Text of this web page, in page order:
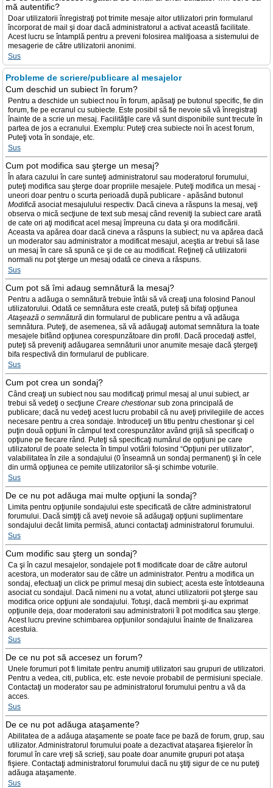
mă autentific?
Doar utilizatorii înregistraţi pot trimite mesaje altor utilizatori prin formularul
încorporat de mail şi doar dacă administratorul a activat această facilitate.
Acest lucru se întamplă pentru a preveni folosirea maliţioasa a sistemului de
mesagerie de către utilizatorii anonimi.
Sus
Probleme de scriere/publicare al mesajelor
Cum deschid un subiect în forum?
Pentru a deschide un subiect nou în forum, apăsaţi pe butonul specific, fie din
forum, fie pe ecranul cu subiecte. Este posibil să fie nevoie să vă înregistraţi
înainte de a scrie un mesaj. Facilităţile care vă sunt disponibile sunt trecute în
partea de jos a ecranului. Exemplu: Puteţi crea subiecte noi în acest forum,
Puteţi vota în sondaje, etc.
Sus
Cum pot modifica sau şterge un mesaj?
În afara cazului în care sunteţi administratorul sau moderatorul forumului,
puteţi modifica sau şterge doar propriile mesajele. Puteţi modifica un mesaj -
uneori doar pentru o scurta perioadă după publicare - apăsând butonul
Modifică asociat mesajulului respectiv. Dacă cineva a răspuns la mesaj, veţi
observa o mică secţiune de text sub mesaj când reveniţi la subiect care arată
de cate ori aţi modificat acel mesaj împreuna cu data şi ora modificării.
Aceasta va apărea doar dacă cineva a răspuns la subiect; nu va apărea dacă
un moderator sau administrator a modificat mesajul, aceştia ar trebui să lase
un mesaj în care să spună ce şi de ce au modificat. Reţineţi că utilizatorii
normali nu pot şterge un mesaj odată ce cineva a răspuns.
Sus
Cum pot să îmi adaug semnătură la mesaj?
Pentru a adăuga o semnătură trebuie întâi să vă creaţi una folosind Panoul
utilizatorului. Odată ce semnătura este creată, puteţi să bifaţi opţiunea
Ataşează o semnătură din formularul de publicare pentru a vă adăuga
semnătura. Puteţi, de asemenea, să vă adăugaţi automat semnătura la toate
mesajele bifând opţiunea corespunzătoare din profil. Dacă procedaţi astfel,
puteţi să preveniţi adăugarea semnăturii unor anumite mesaje dacă ştergeţi
bifa respectivă din formularul de publicare.
Sus
Cum pot crea un sondaj?
Când creaţi un subiect nou sau modificaţi primul mesaj al unui subiect, ar
trebui să vedeţi o secţiune Creare chestionarsub zona principală de
publicare; dacă nu vedeţi acest lucru probabil că nu aveţi privilegiile de acces
necesare pentru a crea sondaje. Introduceţi un titlu pentru chestionar şi cel
puţin două opţiuni în câmpul text corespunzător având grijă să specificaţi o
opţiune pe fiecare rând. Puteţi să specificaţi numărul de opţiuni pe care
utilizatorul de poate selecta în timpul votării folosind “Opţiuni per utilizator”,
valabilitatea în zile a sondajului (0 înseamnă un sondaj permanent) şi în cele
din urmă opţiunea ce pemite utilizatorilor să-şi schimbe voturile.
Sus
De ce nu pot adăuga mai multe opţiuni la sondaj?
Limita pentru opţiunile sondajului este specificată de către administratorul
forumului. Dacă simţiţi că aveţi nevoie să adăugaţi opţiuni suplimentare
sondajului decât limita permisă, atunci contactaţi administratorul forumului.
Sus
Cum modific sau şterg un sondaj?
Ca şi în cazul mesajelor, sondajele pot fi modificate doar de către autorul
acestora, un moderator sau de către un administrator. Pentru a modifica un
sondaj, efectuaţi un click pe primul mesaj din subiect; acesta este întotdeauna
asociat cu sondajul. Dacă nimeni nu a votat, atunci utilizatorii pot şterge sau
modifica orice opţiuni ale sondajului. Totuşi, dacă membrii şi-au exprimat
opţiunile deja, doar moderatorii sau administratorii îl pot modifica sau şterge.
Acest lucru previne schimbarea opţiunilor sondajului înainte de finalizarea
acestuia.
Sus
De ce nu pot să accesez un forum?
Unele forumuri pot fi limitate pentru anumiţi utilizatori sau grupuri de utilizatori.
Pentru a vedea, citi, publica, etc. este nevoie probabil de permisiuni speciale.
Contactaţi un moderator sau pe administratorul forumului pentru a vă da
acces.
Sus
De ce nu pot adăuga ataşamente?
Abilitatea de a adăuga ataşamente se poate face pe bază de forum, grup, sau
utilizator. Administratorul forumului poate a dezactivat ataşarea fişierelor în
forumul în care vreţi să scrieţi, sau poate doar anumite grupuri pot ataşa
fişiere. Contactaţi administratorul forumului dacă nu ştiţi sigur de ce nu puteţi
adăuga ataşamente.
Sus